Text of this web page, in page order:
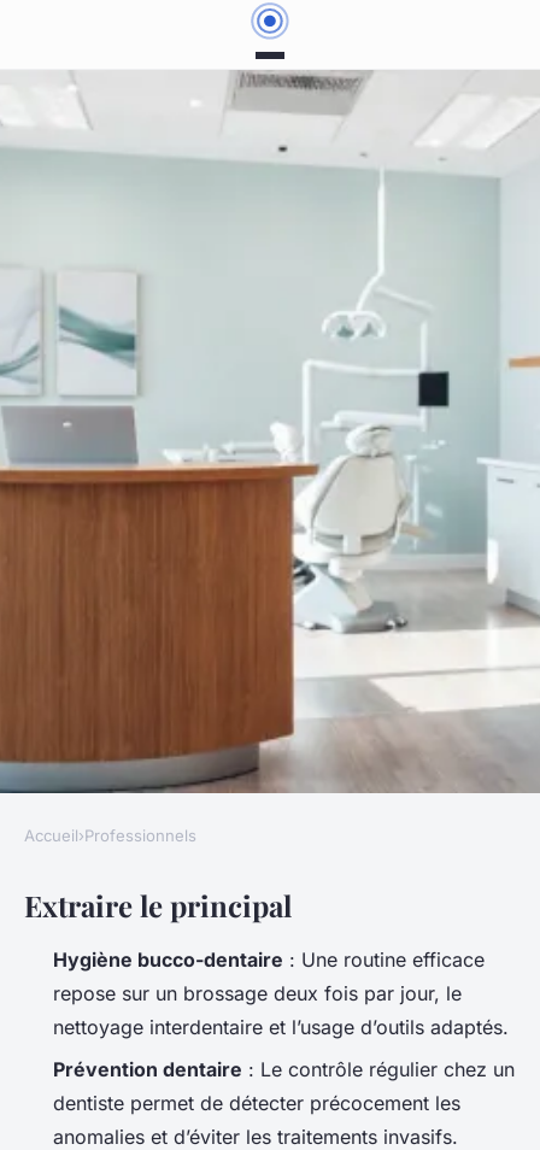
Top recommandations d'un
expert de Granby pour une
hygiène dentaire réussie
06/04/2026 17:17 9 min de lecture
Accueil›Professionnels
Extraire le principal
Hygiène bucco-dentaire : Une routine efficace
repose sur un brossage deux fois par jour, le
nettoyage interdentaire et l’usage d’outils adaptés.
Prévention dentaire : Le contrôle régulier chez un
dentiste permet de détecter précocement les
anomalies et d’éviter les traitements invasifs.